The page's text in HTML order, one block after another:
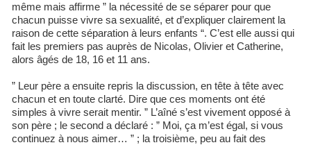
même mais affirme ” la nécessité de se séparer pour que
chacun puisse vivre sa sexualité, et d’expliquer clairement la
raison de cette séparation à leurs enfants “. C’est elle aussi qui
fait les premiers pas auprès de Nicolas, Olivier et Catherine,
alors âgés de 18, 16 et 11 ans.
” Leur père a ensuite repris la discussion, en tête à tête avec
chacun et en toute clarté. Dire que ces moments ont été
simples à vivre serait mentir. ” L’aîné s’est vivement opposé à
son père ; le second a déclaré : ” Moi, ça m’est égal, si vous
continuez à nous aimer… ” ; la troisième, peu au fait des